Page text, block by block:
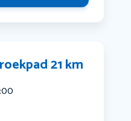
21 km